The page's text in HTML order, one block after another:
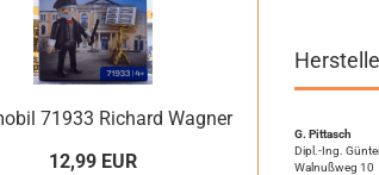
G. Pittasch
Dipl.-Ing.
Walnußweg 10
71933 Richard Wagner
12,99 EUR